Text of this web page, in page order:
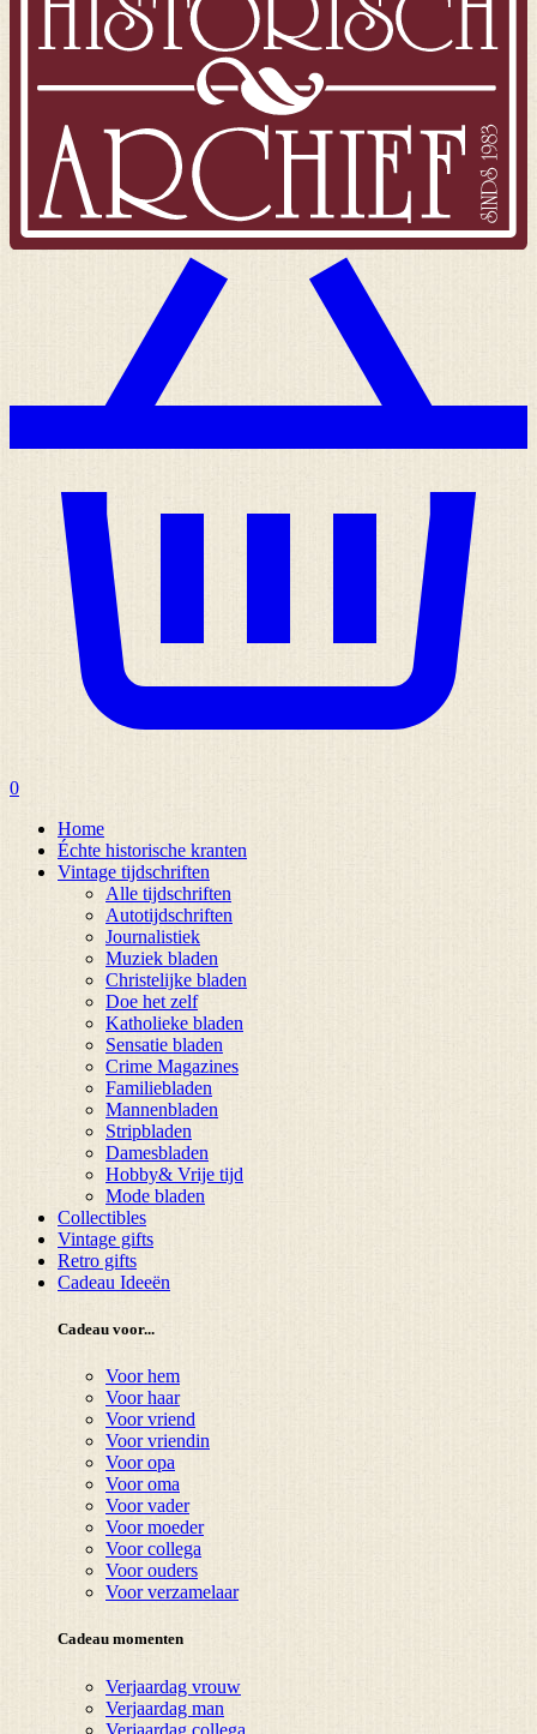
0
Home
Échte historische kranten
Vintage tijdschriften
Alle tijdschriften
Autotijdschriften
Journalistiek
Muziek bladen
Christelijke bladen
Doe het zelf
Katholieke bladen
Sensatie bladen
Crime Magazines
Familiebladen
Mannenbladen
Stripbladen
Damesbladen
Hobby& Vrije tijd
Mode bladen
Collectibles
Vintage gifts
Retro gifts
Cadeau Ideeën
Cadeau voor...
Voor hem
Voor haar
Voor vriend
Voor vriendin
Voor opa
Voor oma
Voor vader
Voor moeder
Voor collega
Voor ouders
Voor verzamelaar
Cadeau momenten
Verjaardag vrouw
Verjaardag man
Verjaardag collega